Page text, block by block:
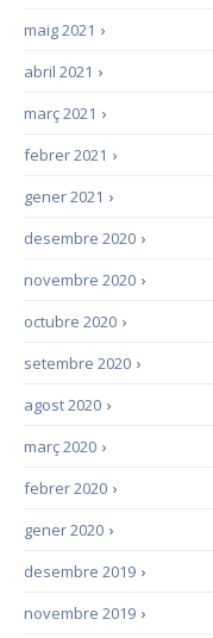
›
maig 2021
›
abril 2021
›
març 2021
›
febrer 2021
›
gener 2021
›
desembre 2020
›
novembre 2020
›
octubre 2020
›
setembre 2020
›
agost 2020
›
març 2020
›
febrer 2020
›
gener 2020
›
desembre 2019
›
novembre 2019